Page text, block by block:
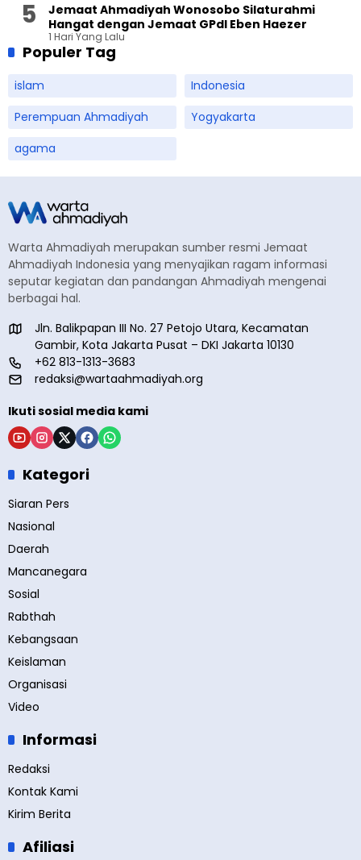
Jemaat Ahmadiyah Wonosobo Silaturahmi
Hangat dengan Jemaat GPdI Eben Haezer
1 Hari Yang Lalu
Populer Tag
islam
Indonesia
Perempuan Ahmadiyah
Yogyakarta
agama
Warta Ahmadiyah merupakan sumber resmi Jemaat
Ahmadiyah Indonesia yang menyajikan ragam informasi
seputar kegiatan dan pandangan Ahmadiyah mengenai
berbagai hal.
Jln. Balikpapan III No. 27 Petojo Utara, Kecamatan
Gambir, Kota Jakarta Pusat – DKI Jakarta 10130
+62 813-1313-3683
redaksi@wartaahmadiyah.org
Ikuti sosial media kami
Kategori
Siaran Pers
Nasional
Daerah
Mancanegara
Sosial
Rabthah
Kebangsaan
Keislaman
Organisasi
Video
Informasi
Redaksi
Kontak Kami
Kirim Berita
Afiliasi